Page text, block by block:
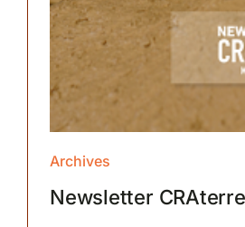
Archives
Newsletter